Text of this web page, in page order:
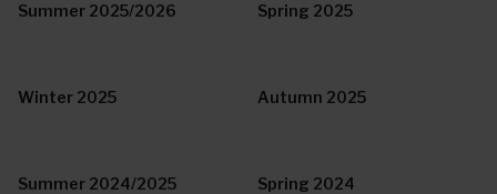
Summer 2025/2026 Spring 2025
Winter 2025 Autumn 2025
Summer 2024/2025 Spring 2024